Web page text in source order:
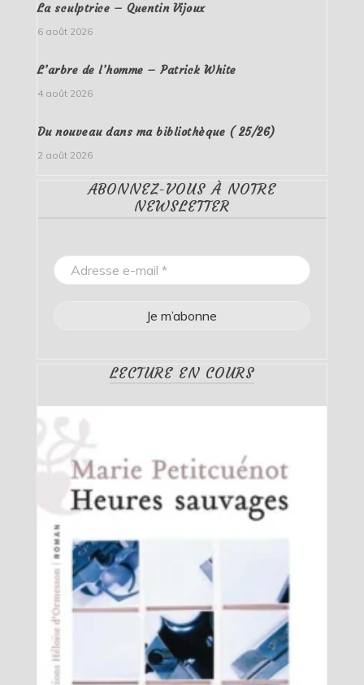
La sculptrice – Quentin Vijoux
6 août 2026
L’arbre de l’homme – Patrick White
4 août 2026
Du nouveau dans ma bibliothèque ( 25/26)
2 août 2026
ABONNEZ-VOUS À NOTRE
NEWSLETTER
LECTURE EN COURS